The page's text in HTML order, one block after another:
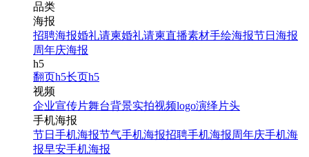
品类
海报
招聘海报婚礼请柬婚礼请柬直播素材手绘海报节日海报
周年庆海报
h5
翻页h5长页h5
视频
企业宣传片舞台背景实拍视频logo演绎 片头
手机海报
节日手机海报节气手机海报招聘手机海报周年庆手机海
报早安手机海报